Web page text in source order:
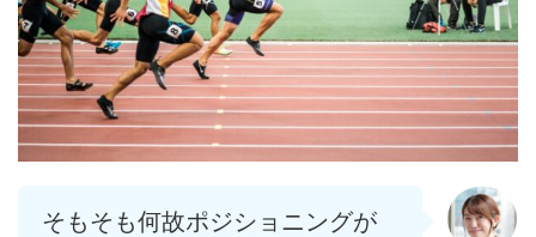
そもそも何故ポジショニングが